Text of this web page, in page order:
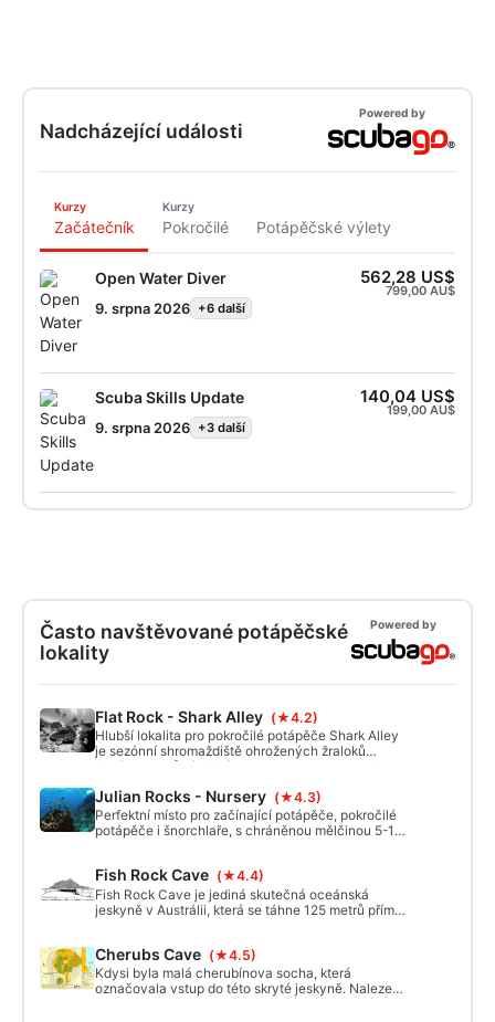
Nadcházející události
Powered by
Kurzy
Začátečník
Kurzy
Pokročilé Potápěčské výlety
Open Water Diver
9. srpna 2026 +6 další
562,28 US$
799,00 AU$
Scuba Skills Update
9. srpna 2026 +3 další
140,04 US$
199,00 AU$
Často navštěvované potápěčské
lokality
Powered by
Flat Rock - Shark Alley (★4.2)
Hlubší lokalita pro pokročilé potápěče Shark Alley
je sezónní shromaždiště ohrožených žraloků
šedých (tygrů písečných). Vzhledem k tomu, že se
pozorování velryb a dalších velkých pelagických
mořských živočichů. Maximální hloubka je 28 m a
útes se zvedá do 12 m na obou stranách ostrůvku.
Julian Rocks - Nursery (★4.3)
Perfektní místo pro začínající potápěče, pokročilé
potápěče i šnorchlaře, s chráněnou mělčinou 5-12
Fish Rock Cave (★4.4)
Fish Rock Cave je jediná skutečná oceánská
jeskyně v Austrálii, která se táhne 125 metrů přímo
zaplavuje lokalitu teplou průzračnou vodou a
přináší sem obrovské množství druhů mořských
živočichů mírného i tropického pásma.
Cherubs Cave (★4.5)
Kdysi byla malá cherubínova socha, která
označovala vstup do této skryté jeskyně. Nalezena
u ostrova Moreton, socha je nyní pryč, ale stále je